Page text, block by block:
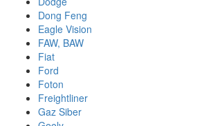
Dong Feng
Eagle Vision
FAW, BAW
Fiat
Ford
Foton
Freightliner
Gaz Siber